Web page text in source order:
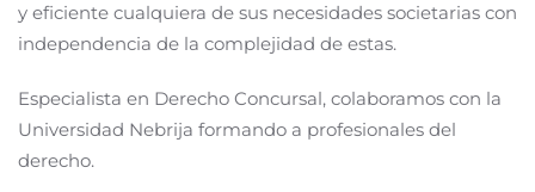
y eficiente cualquiera de sus necesidades societarias con
independencia de la complejidad de estas.
Especialista en Derecho Concursal, colaboramos con la
Universidad Nebrija formando a profesionales del
derecho.